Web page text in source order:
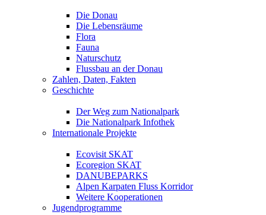
Die Donau
Die Lebensräume
Flora
Fauna
Naturschutz
Flussbau an der Donau
Zahlen, Daten, Fakten
Geschichte
Der Weg zum Nationalpark
Die Nationalpark Infothek
Internationale Projekte
Ecovisit SKAT
Ecoregion SKAT
DANUBEPARKS
Alpen Karpaten Fluss Korridor
Weitere Kooperationen
Jugendprogramme